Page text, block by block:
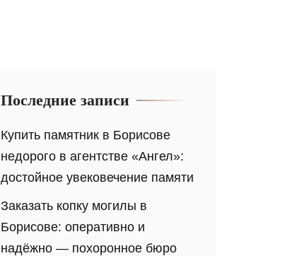
Последние записи
Купить памятник в Борисове
недорого в агентстве «Ангел»:
достойное увековечение памяти
Заказать копку могилы в
Борисове: оперативно и
надёжно — похоронное бюро